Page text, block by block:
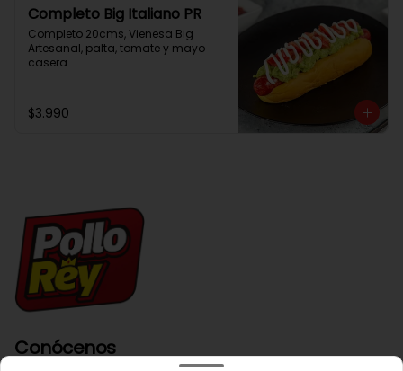
Completo Big Italiano PR
Completo 20cms, Vienesa Big
Artesanal, palta, tomate y mayo
casera
$3.990
Conócenos